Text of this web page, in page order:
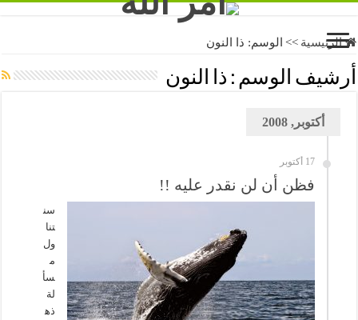
الرئيسية >> الوسم: ذا النون
أرشيف الوسم : ذا النون
أكتوبر, 2008
17 أكتوبر
فظن أن لن نقدر عليه !!
سن
تنا
ول
م
سأ
لة
ذه